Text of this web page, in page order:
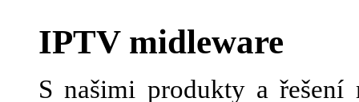
IPTV midleware
S našimi produkty a řešení